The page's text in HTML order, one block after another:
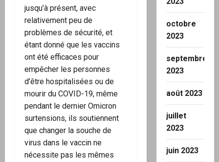
jusqu’à présent, avec
relativement peu de
problèmes de sécurité, et
étant donné que les vaccins
ont été efficaces pour
empêcher les personnes
d’être hospitalisées ou de
mourir du COVID-19, même
pendant le dernier Omicron
surtensions, ils soutiennent
que changer la souche de
virus dans le vaccin ne
nécessite pas les mêmes
octobre
2023
septembre
2023
août 2023
juillet
2023
juin 2023